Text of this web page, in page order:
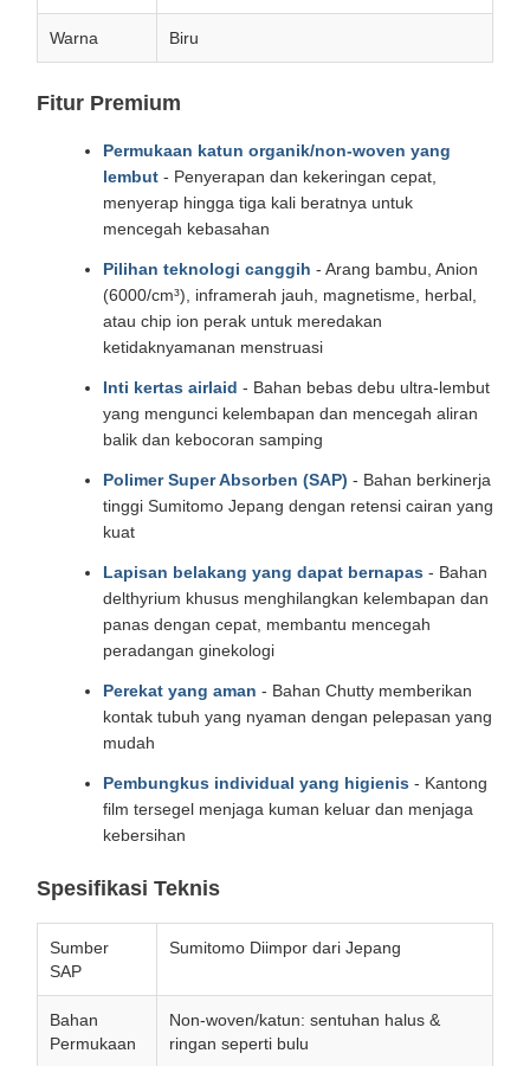
Warna Biru
Fitur Premium
Permukaan katun organik/non-woven yang
lembut - Penyerapan dan kekeringan cepat,
menyerap hingga tiga kali beratnya untuk
mencegah kebasahan
Pilihan teknologi canggih - Arang bambu, Anion
(6000/cm³), inframerah jauh, magnetisme, herbal,
atau chip ion perak untuk meredakan
ketidaknyamanan menstruasi
Inti kertas airlaid - Bahan bebas debu ultra-lembut
yang mengunci kelembapan dan mencegah aliran
balik dan kebocoran samping
Polimer Super Absorben (SAP) - Bahan berkinerja
tinggi Sumitomo Jepang dengan retensi cairan yang
kuat
Lapisan belakang yang dapat bernapas - Bahan
delthyrium khusus menghilangkan kelembapan dan
panas dengan cepat, membantu mencegah
peradangan ginekologi
Perekat yang aman - Bahan Chutty memberikan
kontak tubuh yang nyaman dengan pelepasan yang
mudah
Pembungkus individual yang higienis - Kantong
film tersegel menjaga kuman keluar dan menjaga
kebersihan
Spesifikasi Teknis
Sumber
SAP
Sumitomo Diimpor dari Jepang
Bahan
Permukaan
Non-woven/katun: sentuhan halus &
ringan seperti bulu